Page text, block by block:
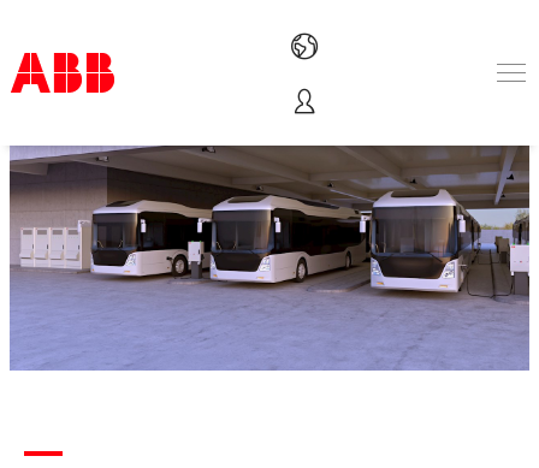
Produkty
Nabídka A-Z
Služby
O nás
Where to buy
Kontakt
Kariéra